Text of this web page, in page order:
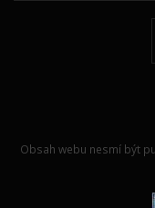
Obsah webu nesmí být